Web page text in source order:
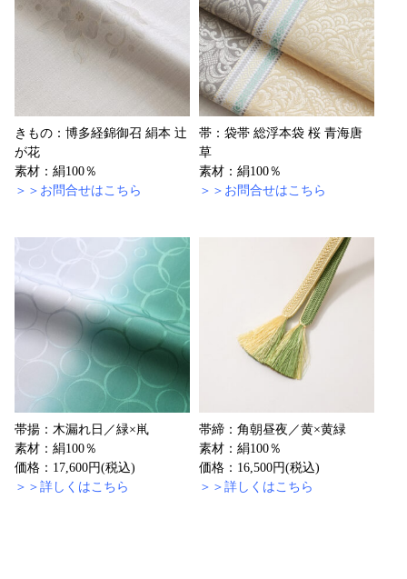
きもの：博多経錦御召 絹本 辻
が花
素材：絹100％
＞＞お問合せはこちら
帯：袋帯 総浮本袋 桜 青海唐
草
素材：絹100％
＞＞お問合せはこちら
帯揚：木漏れ日／緑×鼡
素材：絹100％
価格：17,600円(税込)
＞＞詳しくはこちら
帯締：角朝昼夜／黄×黄緑
素材：絹100％
価格：16,500円(税込)
＞＞詳しくはこちら